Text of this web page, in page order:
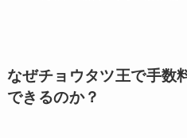
なぜチョウタツ王で手数
できるのか？